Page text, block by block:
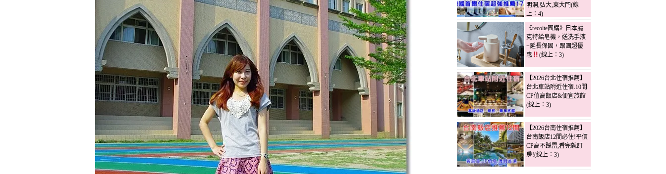
明洞,弘大,東大門(線
上：4)
《recolte團購》日本麗
克特給皂機，送洗手液
+延長保固，跟團超優
惠
(線上：3)
【2026台北住宿推薦】
台北車站附近住宿.10間
CP值高飯店&便宜旅館
(線上：3)
【2026台南住宿推薦】
台南飯店12間必住!平價
CP高不踩雷,看完就訂
房!(線上：3)